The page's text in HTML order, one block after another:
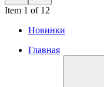
Item 1 of 12
Новинки
Главная